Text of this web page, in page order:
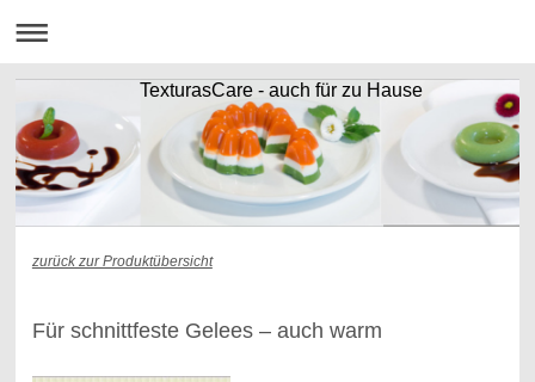
TexturasCare - auch für zu Hause
zurück zur Produktübersicht
Für schnittfeste Gelees – auch warm